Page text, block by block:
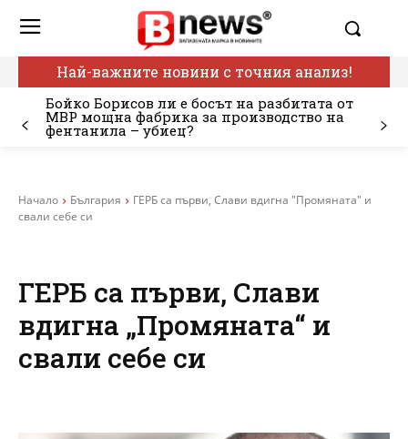
Най-важните новини с точния анализ!
Бойко Борисов ли е босът на разбитата от
МВР мощна фабрика за производство на
фентанила – убиец?
Начало България
ГЕРБ са първи, Слави вдигна "Промяната" и
свали себе си
ГЕРБ са първи, Слави
вдигна „Промяната“ и
свали себе си